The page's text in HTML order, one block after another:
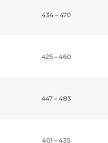
434 – 470
425 – 460
447 – 483
401 – 435